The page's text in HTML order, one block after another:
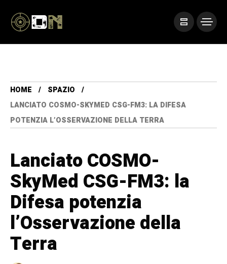
HOME
SPAZIO
LANCIATO COSMO-SKYMED CSG-FM3: LA DIFESA
POTENZIA L’OSSERVAZIONE DELLA TERRA
Lanciato COSMO-
SkyMed CSG-FM3: la
Difesa potenzia
l’Osservazione della
Terra